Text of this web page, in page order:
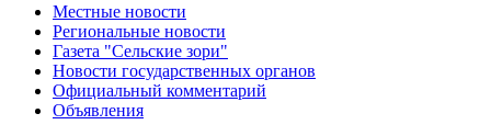
Местные новости
Региональные новости
Газета "Сельские зори"
Новости государственных органов
Официальный комментарий
Объявления